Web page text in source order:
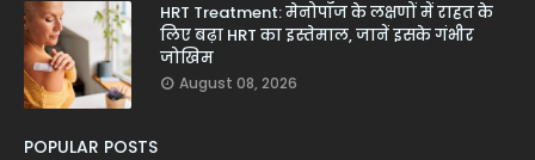
HRT Treatment: मेनोपॉज के लक्षणों में राहत के
लिए बढ़ा HRT का इस्तेमाल, जानें इसके गंभीर
जोखिम
August 08, 2026
POPULAR POSTS